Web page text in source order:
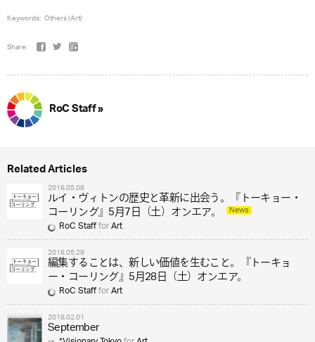
Keywords: Others (Art)
Share:
RoC Staff »
Related Articles
2016.05.08
ルイ・ヴィトンの歴史と革新に出会う。『トーキョー・
コーリング』5月7日（土）オンエア。 News
RoC StaffforArt
2016.05.28
編集することは、新しい価値を生むこと。『トーキョ
ー・コーリング』5月28日（土）オンエア。
RoC StaffforArt
2018.02.01
September